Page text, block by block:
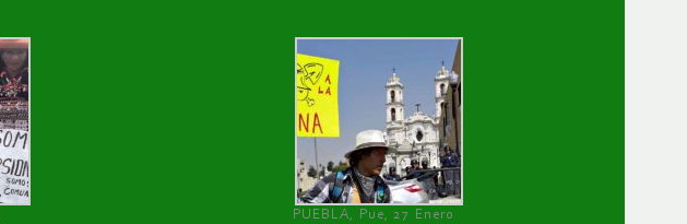
PUEBLA, Pue, 27 Enero